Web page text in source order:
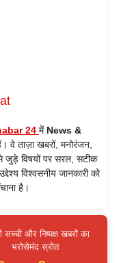
24 में News &
वे ताज़ा खबरों, मनोरंजन,
जुड़े विषयों पर सरल, सटीक
विश्वसनीय जानकारी को
है।
और निष्पक्ष खबरों का
भरोसेमंद स्रोत